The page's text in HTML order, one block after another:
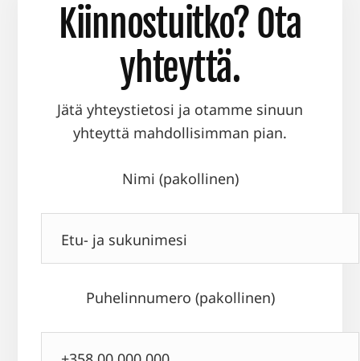
Kiinnostuitko? Ota
yhteyttä.
Jätä yhteystietosi ja otamme sinuun
yhteyttä mahdollisimman pian.
Nimi (pakollinen)
Puhelinnumero (pakollinen)